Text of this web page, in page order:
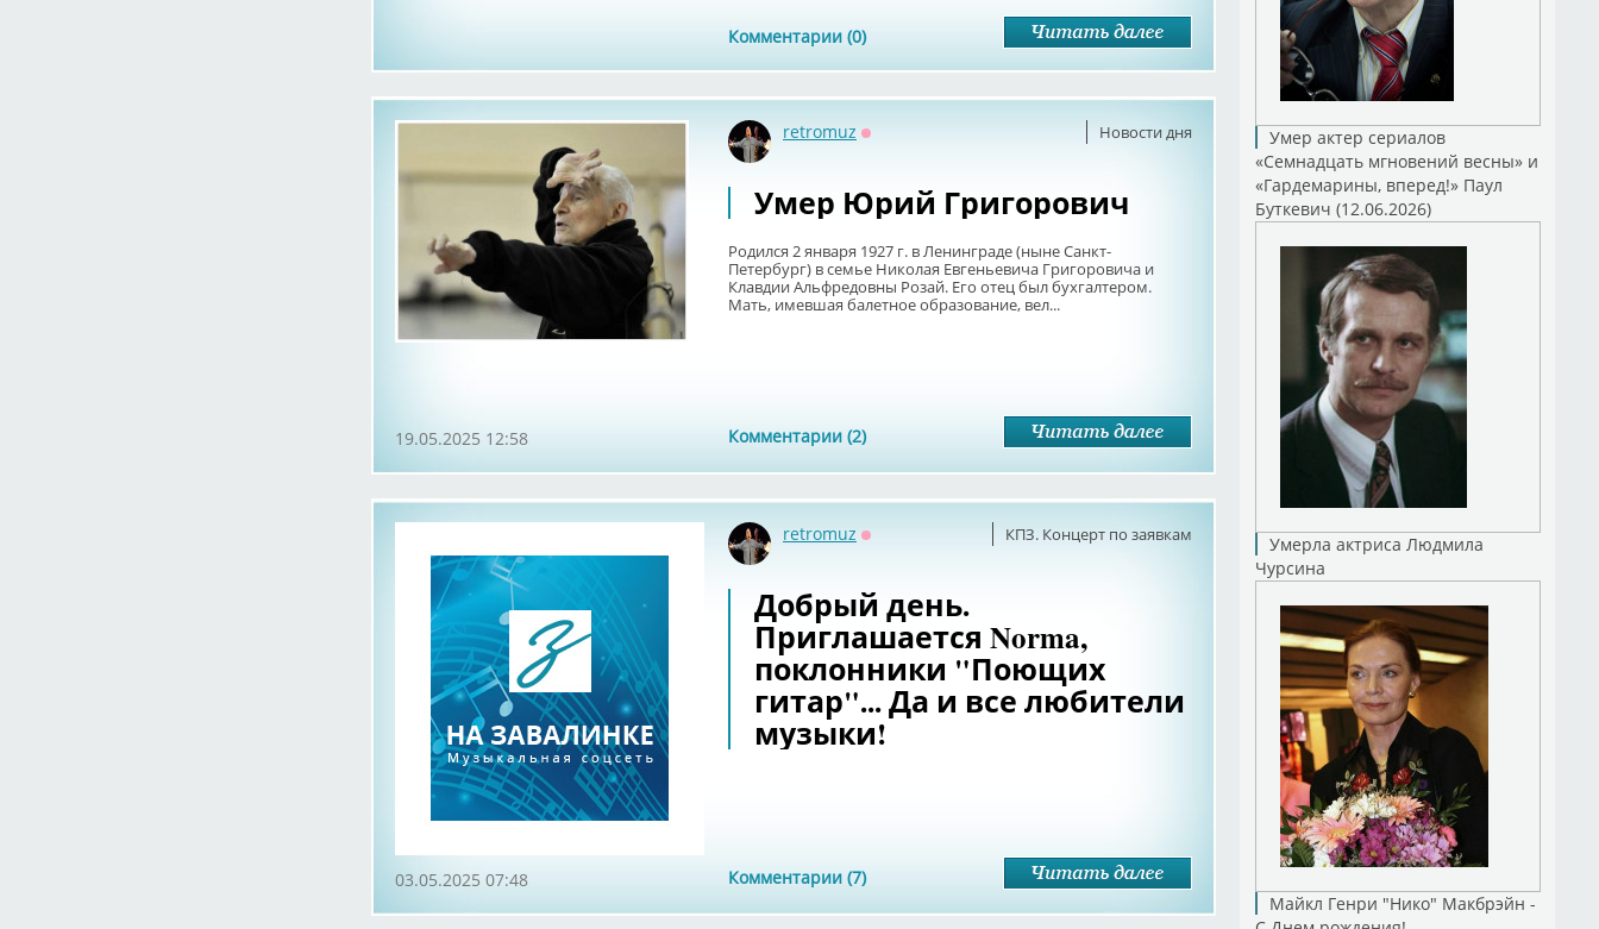
Комментарии (0)
Новости дня
retromuz
Умер Юрий Григорович
Родился 2 января 1927 г. в Ленинграде (ныне Санкт-
Петербург) в семье Николая Евгеньевича Григоровича и
Клавдии Альфредовны Розай. Его отец был бухгалтером.
Мать, имевшая балетное образование, вел...
Комментарии (2)
19.05.2025 12:58
КПЗ. Концерт по заявкам
retromuz
Добрый день.
Приглашается Norma,
поклонники "Поющих
гитар"... Да и все любители
музыки!
Комментарии (7)
03.05.2025 07:48
Умер актер сериалов
«Семнадцать мгновений весны» и
«Гардемарины, вперед!» Паул
Буткевич (12.06.2026)
Умерла актриса Людмила
Чурсина
Майкл Генри "Нико" Макбрэйн -